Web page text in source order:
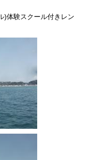
)体験スクール付きレン